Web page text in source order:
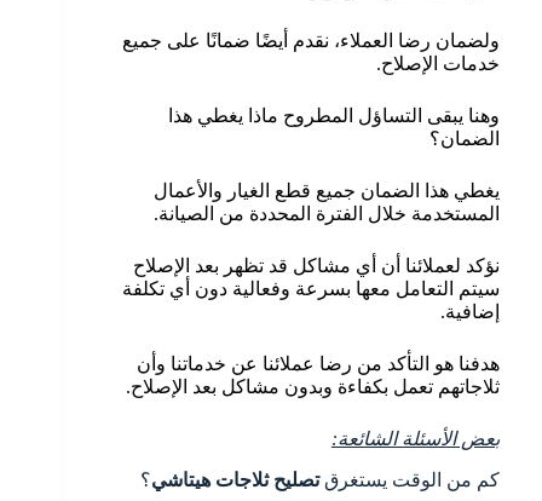
ولضمان رضا العملاء، نقدم أيضًا ضمانًا على جميع
خدمات الإصلاح.
وهنا يبقى التساؤل المطروح ماذا يغطي هذا
الضمان؟
يغطي هذا الضمان جميع قطع الغيار والأعمال
المستخدمة خلال الفترة المحددة من الصيانة.
نؤكد لعملائنا أن أي مشاكل قد تظهر بعد الإصلاح
سيتم التعامل معها بسرعة وفعالية دون أي تكلفة
إضافية.
هدفنا هو التأكد من رضا عملائنا عن خدماتنا وأن
ثلاجاتهم تعمل بكفاءة وبدون مشاكل بعد الإصلاح.
بعض الأسئلة الشائعة:
كم من الوقت يستغرقتصليح ثلاجات هيتاشي؟